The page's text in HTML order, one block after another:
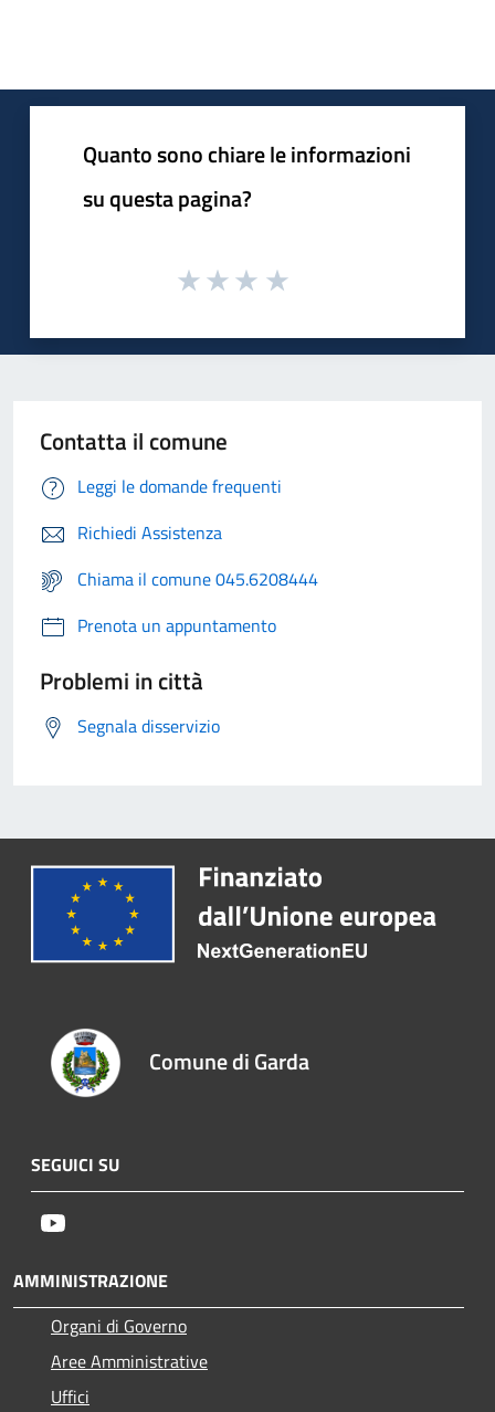
Quanto sono chiare le informazioni
su questa pagina?
Contatta il comune
Leggi le domande frequenti
Richiedi Assistenza
Chiama il comune 045.6208444
Prenota un appuntamento
Problemi in città
Segnala disservizio
Comune di Garda
SEGUICI SU
AMMINISTRAZIONE
Organi di Governo
Aree Amministrative
Uffici